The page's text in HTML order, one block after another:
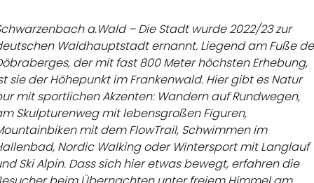
a.Wald – Die Stadt wurde 2022/23 zur
Waldhauptstadt ernannt. Liegend am Fuße
der mit fast 800 Meter höchsten Erhebung,
sie der Höhepunkt im Frankenwald. Hier gibt es Natur
mit sportlichen Akzenten: Wandern auf Rundwegen,
Skulpturenweg mit lebensgroßen Figuren,
mit dem FlowTrail, Schwimmen im
Nordic Walking oder Wintersport mit Langlauf
Ski Alpin. Dass sich hier etwas bewegt, erfahren die